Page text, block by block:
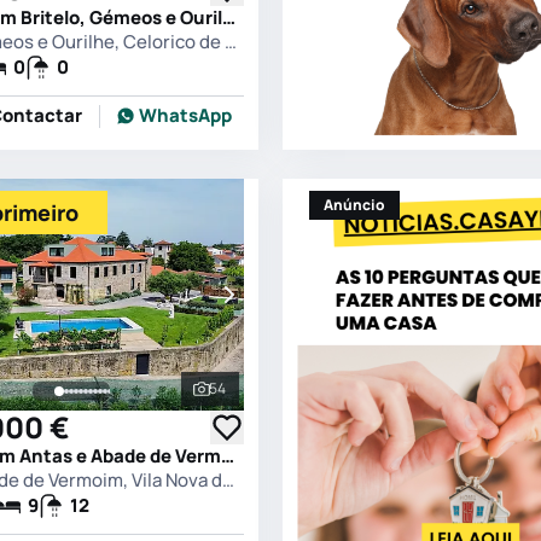
Quinta T0 em Britelo, Gémeos e Ourilhe, Celorico de Basto
Britelo, Gémeos e Ourilhe, Celorico de Basto
0
0
WhatsApp
Ver todas as fotografias
54
€
Quinta T9 em Antas e Abade de Vermoim, Vila Nova de Famalicão
Antas e Abade de Vermoim, Vila Nova de Famalicão
9
12
Anúncio